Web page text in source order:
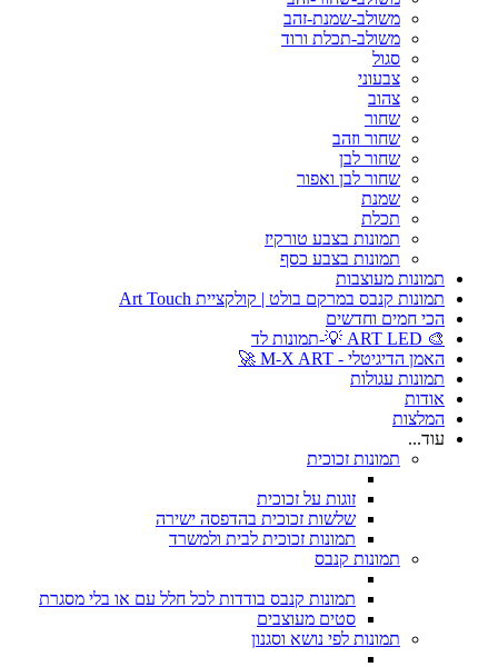
משולב-שמנת-זהב
משולב-תכלת ורוד
סגול
צבעוני
צהוב
שחור
שחור וזהב
שחור לבן
שחור לבן ואפור
שמנת
תכלת
תמונות בצבע טורקיז
תמונות בצבע כסף
תמונות מעוצבות
תמונות קנבס במרקם בולט | קולקציית Art Touch
הכי חמים וחדשים
🎨 ART LED 💡-תמונות לד
האמן הדיגיטלי - M-X ART 🚀
תמונות עגולות
אודות
המלצות
עוד...
תמונות זכוכית
זוגות על זכוכית
שלשות זכוכית בהדפסה ישירה
תמונות זכוכית לבית ולמשרד
תמונות קנבס
תמונות קנבס בודדות לכל חלל עם או בלי מסגרת
סטים מעוצבים
תמונות לפי נושא וסגנון